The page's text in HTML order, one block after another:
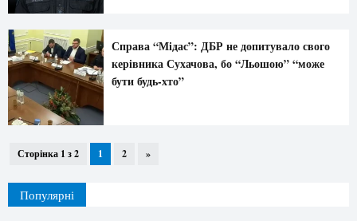
Справа “Мідас”: ДБР не допитувало свого
керівника Сухачова, бо “Льошою” “може
бути будь-хто”
Сторінка 1 з 2 1 2 »
Популярні